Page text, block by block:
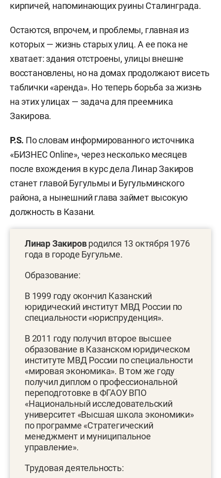
кирпичей, напоминающих руины Сталинграда.
Остаются, впрочем, и проблемы, главная из
которых — жизнь старых улиц. А ее пока не
хватает: здания отстроены, улицы внешне
восстановлены, но на домах продолжают висеть
таблички «аренда». Но теперь борьба за жизнь
на этих улицах — задача для преемника
Закирова.
Р.S. По словам информированного источника
«БИЗНЕС Online», через несколько месяцев
после вхождения в курс дела Линар Закиров
станет главой Бугульмы и Бугульминского
района, а нынешний глава займет высокую
должность в Казани.
Линар Закировродился 13 октября 1976
года в городе Бугульме.
Образование:
В 1999 году окончил Казанский
юридический институт МВД России по
специальности «юриспруденция».
В 2011 году получил второе высшее
образование в Казанском юридическом
институте МВД России по специальности
«мировая экономика». В том же году
получил диплом о профессиональной
переподготовке в ФГАОУ ВПО
«Национальный исследовательский
университет «Высшая школа экономики»
по программе «Стратегический
менеджмент и муниципальное
управление».
Трудовая деятельность: